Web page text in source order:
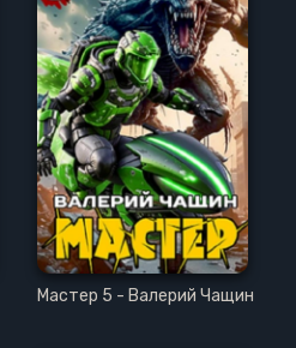
Мастер 5 - Валерий Чащин